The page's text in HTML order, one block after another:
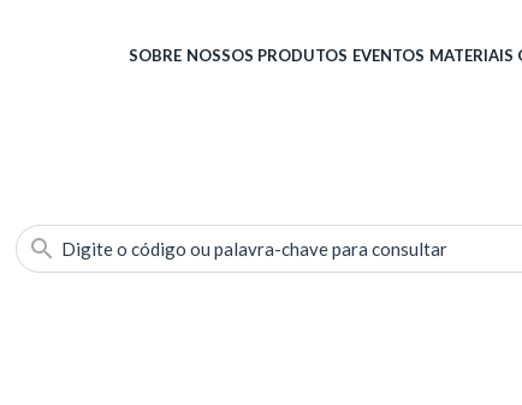
SOBRE NOSSOS PRODUTOS EVENTOS MATERIAIS
Digite o código ou palavra-chave para consultar